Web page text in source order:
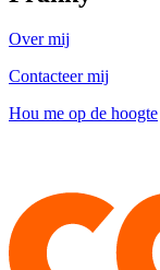
Over mij
Contacteer mij
Hou me op de hoogte